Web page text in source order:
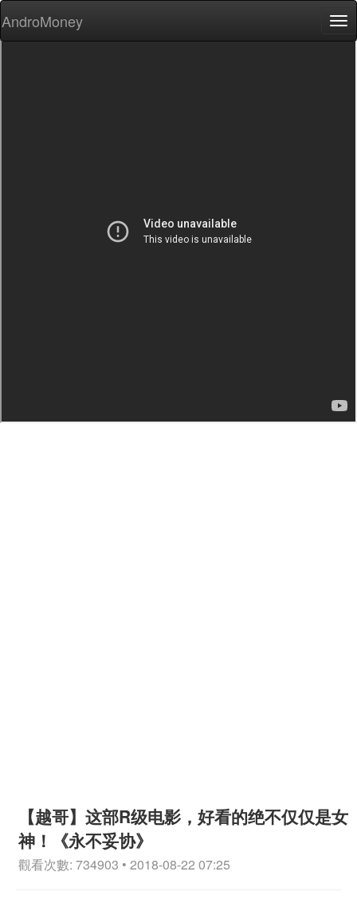
AndroMoney
【越哥】这部R级电影，好看的绝不仅仅是女
神！《永不妥协》
觀看次數: 734903 • 2018-08-22 07:25